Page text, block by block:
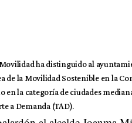
ha distinguido al
de la Movilidad Sostenible en la
la categoría de ciudades
a Demanda (TAD).